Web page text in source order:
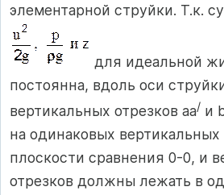
элементарной струйки. Т.к.
для идеальной
постоянна, вдоль оси
вертикальных отрезков аа/ и
на одинаковых вертикальных
плоскости сравнения 0-0, и
отрезков должны лежать в